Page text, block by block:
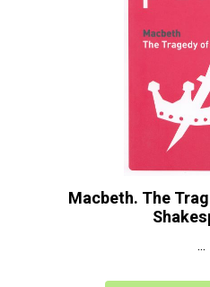
Macbeth. The
...